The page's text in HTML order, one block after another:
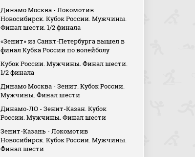
Динамо Москва - Локомотив
Новосибирск. Кубок России. Мужчины.
Финал шести. 1/2 финала
«Зенит» из Санкт‑Петербурга вышел в
финал Кубка России по волейболу
Кубок России. Мужчины. Финал шести.
1/2 финала
Динамо Москва - Зенит. Кубок России.
Мужчины. Финал шести
Динамо-ЛО - Зенит-Казан. Кубок
России. Мужчины. Финал шести
Зенит-Казань - Локомотив
Новосибирск. Кубок России. Мужчины.
Финал шести